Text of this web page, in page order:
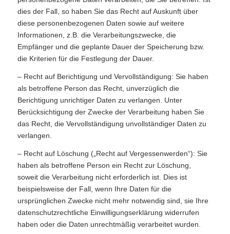
dies der Fall, so haben Sie das Recht auf Auskunft über
diese personenbezogenen Daten sowie auf weitere
Informationen, z.B. die Verarbeitungszwecke, die
Empfänger und die geplante Dauer der Speicherung bzw.
die Kriterien für die Festlegung der Dauer.
– Recht auf Berichtigung und Vervollständigung: Sie haben
als betroffene Person das Recht, unverzüglich die
Berichtigung unrichtiger Daten zu verlangen. Unter
Berücksichtigung der Zwecke der Verarbeitung haben Sie
das Recht, die Vervollständigung unvollständiger Daten zu
verlangen.
– Recht auf Löschung („Recht auf Vergessenwerden“): Sie
haben als betroffene Person ein Recht zur Löschung,
soweit die Verarbeitung nicht erforderlich ist. Dies ist
beispielsweise der Fall, wenn Ihre Daten für die
ursprünglichen Zwecke nicht mehr notwendig sind, sie Ihre
datenschutzrechtliche Einwilligungserklärung widerrufen
haben oder die Daten unrechtmäßig verarbeitet wurden.